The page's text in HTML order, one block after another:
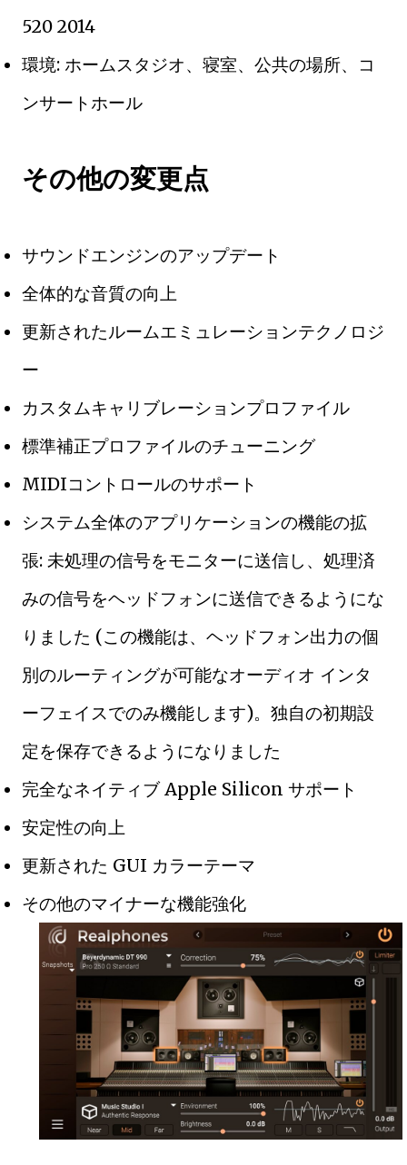
520 2014
環境: ホームスタジオ、寝室、公共の場所、コ
ンサートホール
その他の変更点
サウンドエンジンのアップデート
全体的な音質の向上
更新されたルームエミュレーションテクノロジ
ー
カスタムキャリブレーションプロファイル
標準補正プロファイルのチューニング
MIDIコントロールのサポート
システム全体のアプリケーションの機能の拡
張: 未処理の信号をモニターに送信し、処理済
みの信号をヘッドフォンに送信できるようにな
りました (この機能は、ヘッドフォン出力の個
別のルーティングが可能なオーディオ インタ
ーフェイスでのみ機能します)。独自の初期設
定を保存できるようになりました
完全なネイティブ Apple Silicon サポート
安定性の向上
更新された GUI カラーテーマ
その他のマイナーな機能強化